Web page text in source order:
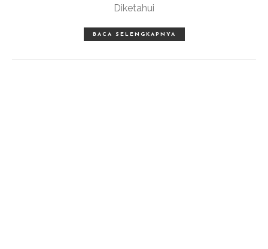
Diketahui
BACA SELENGKAPNYA